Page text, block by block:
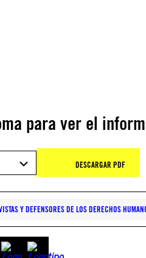
para ver el
DESCARGAR PDF
Y DEFENSORES DE LOS DERECHOS